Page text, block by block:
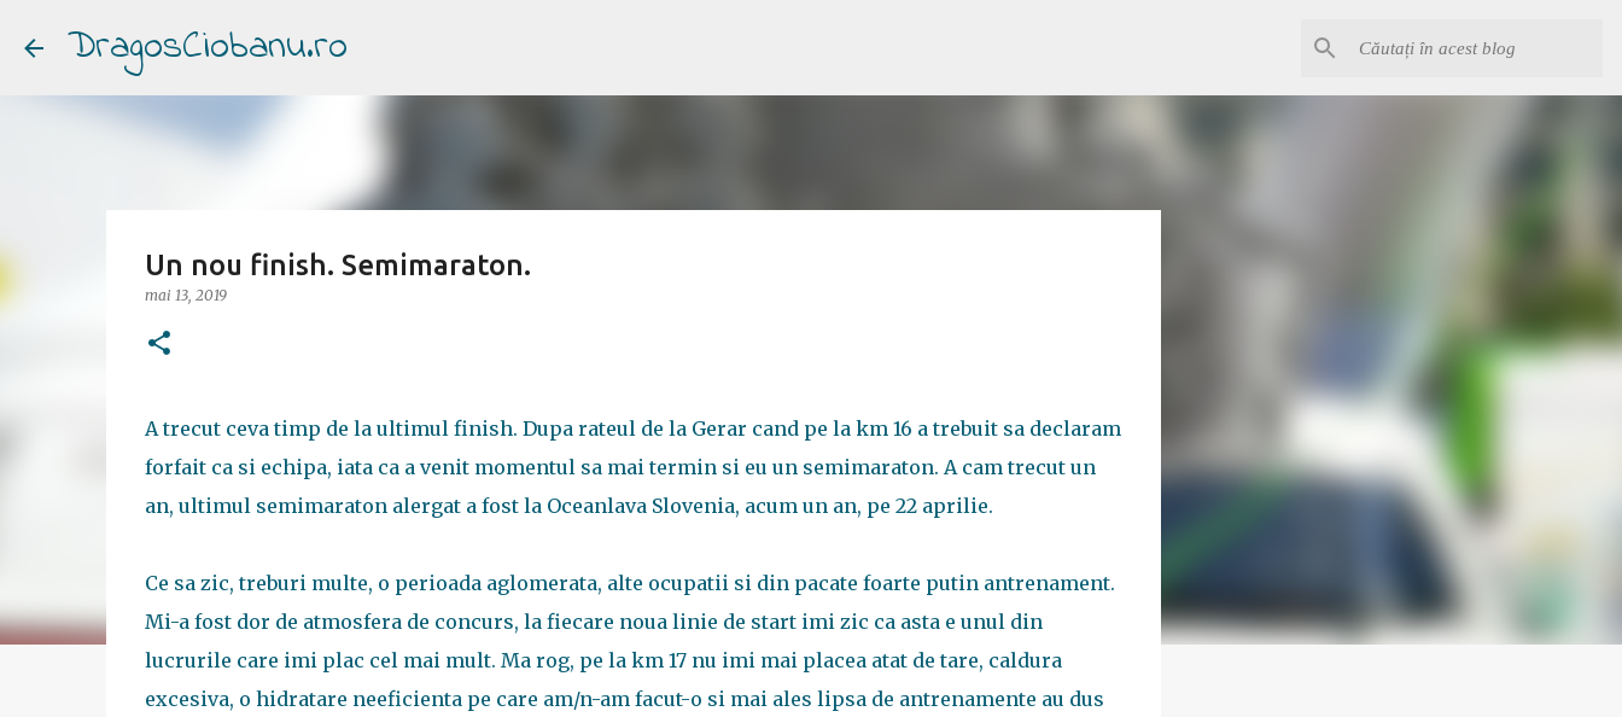
DragosCiobanu.ro
Un nou finish. Semimaraton.
mai 13, 2019
A trecut ceva timp de la ultimul finish. Dupa rateul de la Gerar cand pe la km 16 a trebuit sa declaram
forfait ca si echipa, iata ca a venit momentul sa mai termin si eu un semimaraton. A cam trecut un
an, ultimul semimaraton alergat a fost la Oceanlava Slovenia, acum un an, pe 22 aprilie.
Ce sa zic, treburi multe, o perioada aglomerata, alte ocupatii si din pacate foarte putin antrenament.
Mi-a fost dor de atmosfera de concurs, la fiecare noua linie de start imi zic ca asta e unul din
lucrurile care imi plac cel mai mult. Ma rog, pe la km 17 nu imi mai placea atat de tare, caldura
excesiva, o hidratare neeficienta pe care am/n-am facut-o si mai ales lipsa de antrenamente au dus